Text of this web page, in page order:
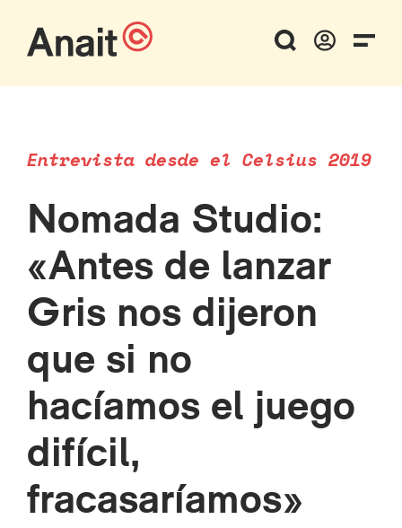
Entrevista desde el Celsius 2019
Nomada Studio:
«Antes de lanzar
Gris nos dijeron
que si no
hacíamos el juego
difícil,
fracasaríamos»